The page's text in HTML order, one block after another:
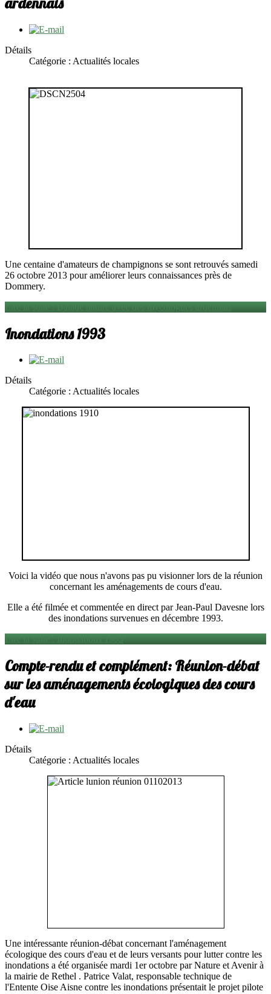
Détails
Catégorie : Actualités locales
Une centaine d'amateurs de champignons se sont retrouvés samedi
26 octobre 2013 pour améliorer leurs connaissances près de
Dommery.
Lire la suite : Balade nature avec des mycologues ardennais
Inondations 1993
Détails
Catégorie : Actualités locales
Voici la vidéo que nous n'avons pas pu visionner lors de la réunion
concernant les aménagements de cours d'eau.
Elle a été filmée et commentée en direct par Jean-Paul Davesne lors
des inondations survenues en décembre 1993.
Lire la suite : Inondations 1993
Compte-rendu et complément: Réunion-débat
sur les aménagements écologiques des cours
d'eau
Détails
Catégorie : Actualités locales
Une intéressante réunion-débat concernant l'aménagement
écologique des cours d'eau et de leurs versants pour lutter contre les
inondations a été organisée mardi 1er octobre par Nature et Avenir à
la mairie de Rethel . Patrice Valat, responsable technique de
l'Entente Oise Aisne contre les inondations présentait le projet pilote